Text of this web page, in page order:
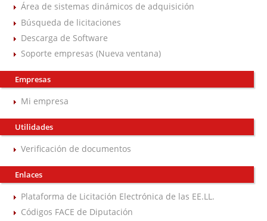
Área de sistemas dinámicos de adquisición
Búsqueda de licitaciones
Descarga de Software
Soporte empresas (Nueva ventana)
Empresas
Mi empresa
Utilidades
Verificación de documentos
Enlaces
Plataforma de Licitación Electrónica de las EE.LL.
Códigos FACE de Diputación